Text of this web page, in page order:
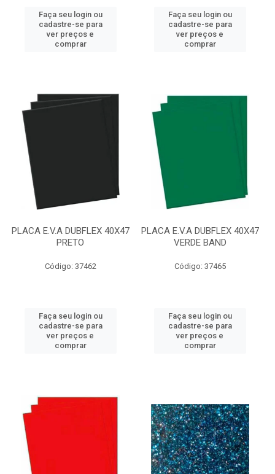
Faça seu login ou
cadastre-se para
ver preços e
comprar
Faça seu login ou
cadastre-se para
ver preços e
comprar
PLACA E.V.A DUBFLEX 40X47
PRETO
Código: 37462
Faça seu login ou
cadastre-se para
ver preços e
comprar
PLACA E.V.A DUBFLEX 40X47
VERDE BAND
Código: 37465
Faça seu login ou
cadastre-se para
ver preços e
comprar